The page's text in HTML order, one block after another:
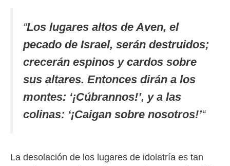
“Los lugares altos de Aven, el
pecado de Israel, serán destruidos;
crecerán espinos y cardos sobre
sus altares. Entonces dirán a los
montes: ‘¡Cúbrannos!’, y a las
colinas: ‘¡Caigan sobre nosotros!’“
La desolación de los lugares de idolatría es tan